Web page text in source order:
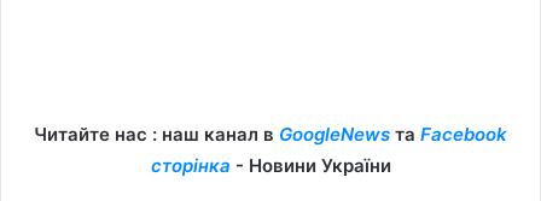
Читайте нас : наш канал в GoogleNews та Facebook
сторінка - Новини України